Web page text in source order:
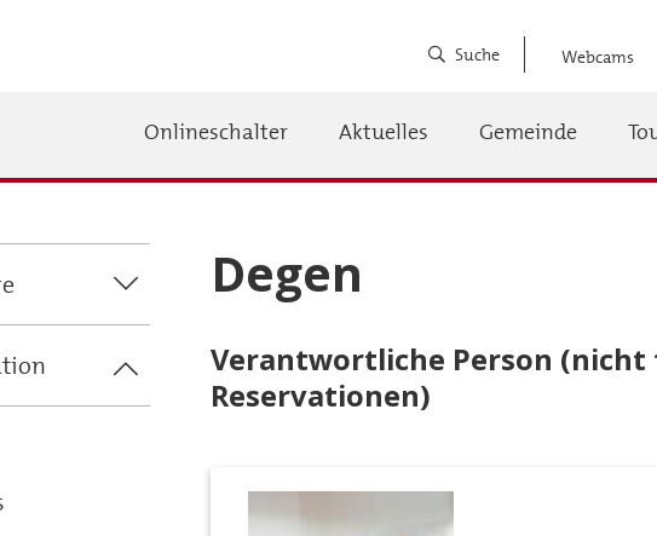
Suche Webcams
Hauptnavigation
Onlineschalter Aktuelles Gemeinde
Degen
Verantwortliche Person
Reservationen)